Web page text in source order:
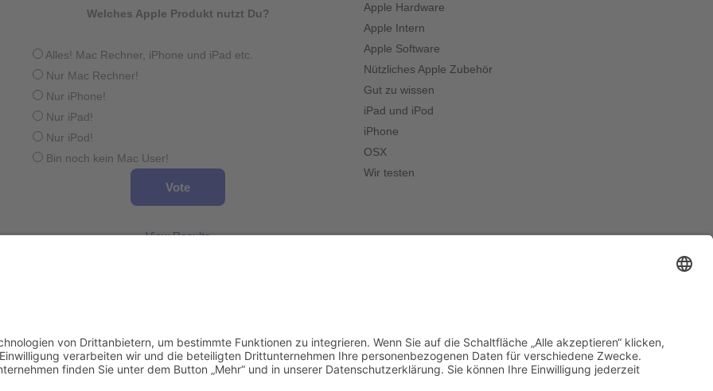
Welches Apple Produkt nutzt Du?
Alles! Mac Rechner, iPhone und iPad etc.
Nur Mac Rechner!
Nur iPhone!
Nur iPad!
Nur iPod!
Bin noch kein Mac User!
View Results
Apple Hardware
Apple Intern
Apple Software
Nützliches Apple Zubehör
Gut zu wissen
iPad und iPod
iPhone
OSX
Wir testen